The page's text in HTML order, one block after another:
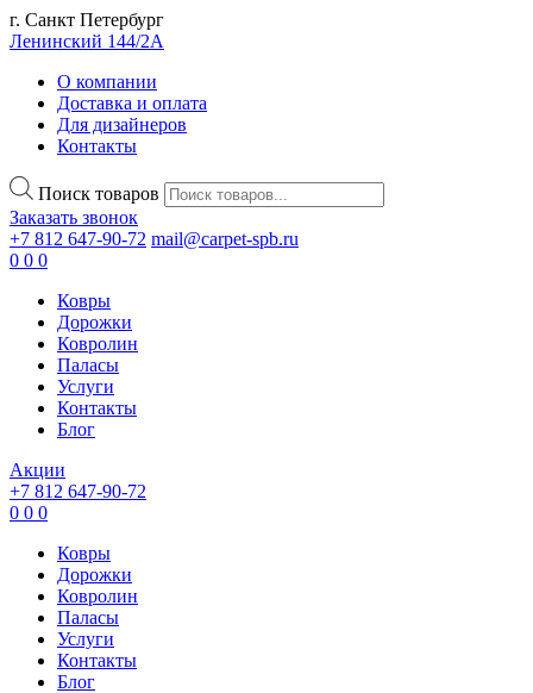
г. Санкт Петербург
Ленинский 144/2А
О компании
Доставка и оплата
Для дизайнеров
Контакты
Поиск товаров
Заказать звонок
+7 812 647-90-72 mail@carpet-spb.ru
0 0 0
Ковры
Дорожки
Ковролин
Паласы
Услуги
Контакты
Блог
Акции
+7 812 647-90-72
0 0 0
Ковры
Дорожки
Ковролин
Паласы
Услуги
Контакты
Блог